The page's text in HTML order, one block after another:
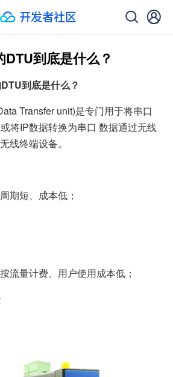
到底是什么？
到底是什么？
Transfer unit)是专门用于将串口
将IP数据转换为串口 数据通过无线
线终端设备。
期短、成本低；
流量计费、用户使用成本低；